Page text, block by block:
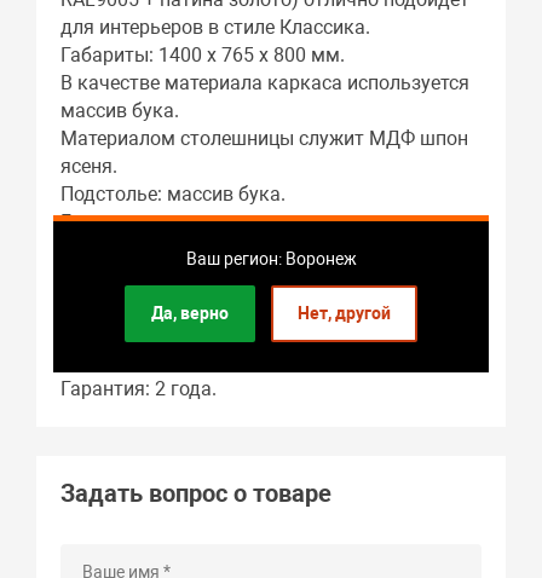
Ваш регион: Воронеж
Да, верно Нет, другой
для интерьеров в стиле Классика.
Габариты: 1400 x 765 x 800 мм.
В качестве материала каркаса используется
массив бука.
Материалом столешницы служит МДФ шпон
ясеня.
Подстолье: массив бука.
Гостиная – это основное предназначение
этого предмета мебели.
В собранном виде длина стола составляет:
Гарантия: 2 года.
Задать вопрос о товаре